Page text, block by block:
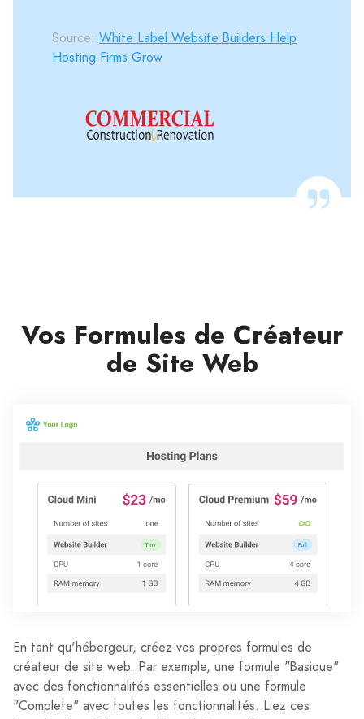
Source: White Label Website Builders Help
Hosting Firms Grow
Vos Formules de Créateur
de Site Web
En tant qu'hébergeur, créez vos propres formules de
créateur de site web. Par exemple, une formule "Basique"
avec des fonctionnalités essentielles ou une formule
"Complete" avec toutes les fonctionnalités. Liez ces